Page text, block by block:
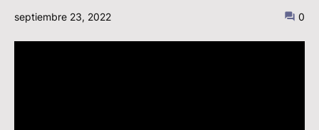
septiembre 23, 2022 0